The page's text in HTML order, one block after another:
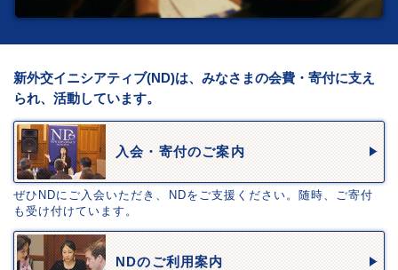
新外交イニシアティブ(ND)は、みなさまの会費・寄付に支え
られ、活動しています。
入会・寄付のご案内
ぜひNDにご入会いただき、NDをご支援ください。随時、ご寄付
も受け付けています。
NDのご利用案内